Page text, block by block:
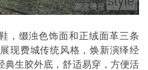
，缀浊色饰面和正绒面革三条
现费城传统风格，焕新演绎经
典生胶外底，舒适易穿，方便活